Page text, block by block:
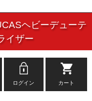
ヘビーデューテ
イザー
ログイン カート